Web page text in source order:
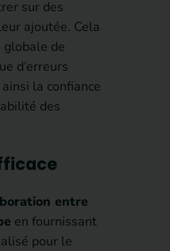
sur des
ajoutée. Cela
de
d’erreurs
la confiance
des
entre
en fournissant
pour le